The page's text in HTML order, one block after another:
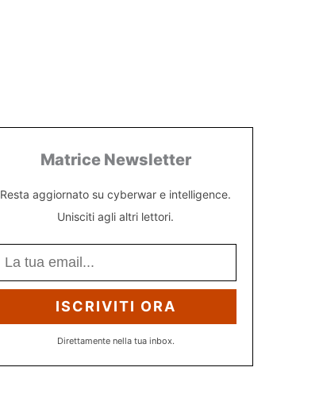
Matrice Newsletter
Resta aggiornato su cyberwar e intelligence.
Unisciti agli altri lettori.
ISCRIVITI ORA
Direttamente nella tua inbox.